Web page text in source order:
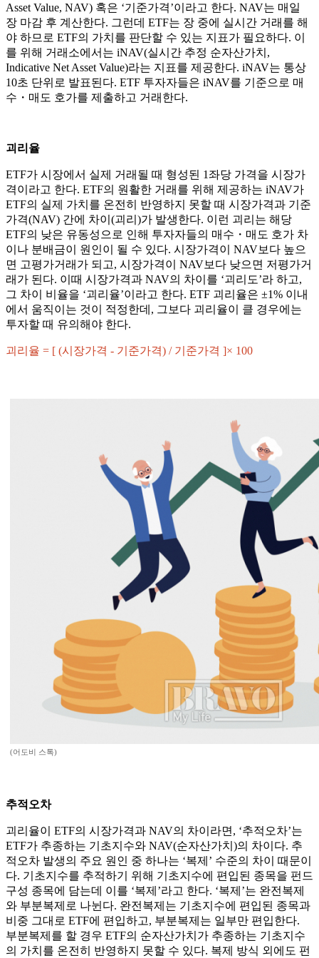
Asset Value, NAV) 혹은 ‘기준가격’이라고 한다. NAV는 매일
장 마감 후 계산한다. 그런데 ETF는 장 중에 실시간 거래를 해
야 하므로 ETF의 가치를 판단할 수 있는 지표가 필요하다. 이
를 위해 거래소에서는 iNAV(실시간 추정 순자산가치,
Indicative Net Asset Value)라는 지표를 제공한다. iNAV는 통상
10초 단위로 발표된다. ETF 투자자들은 iNAV를 기준으로 매
수・매도 호가를 제출하고 거래한다.
괴리율
ETF가 시장에서 실제 거래될 때 형성된 1좌당 가격을 시장가
격이라고 한다. ETF의 원활한 거래를 위해 제공하는 iNAV가
ETF의 실제 가치를 온전히 반영하지 못할 때 시장가격과 기준
가격(NAV) 간에 차이(괴리)가 발생한다. 이런 괴리는 해당
ETF의 낮은 유동성으로 인해 투자자들의 매수・매도 호가 차
이나 분배금이 원인이 될 수 있다. 시장가격이 NAV보다 높으
면 고평가거래가 되고, 시장가격이 NAV보다 낮으면 저평가거
래가 된다. 이때 시장가격과 NAV의 차이를 ‘괴리도’라 하고,
그 차이 비율을 ‘괴리율’이라고 한다. ETF 괴리율은 ±1% 이내
에서 움직이는 것이 적정한데, 그보다 괴리율이 클 경우에는
투자할 때 유의해야 한다.
괴리율 = [ (시장가격 - 기준가격) / 기준가격 ]× 100
(어도비 스톡)
추적오차
괴리율이 ETF의 시장가격과 NAV의 차이라면, ‘추적오차’는
ETF가 추종하는 기초지수와 NAV(순자산가치)의 차이다. 추
적오차 발생의 주요 원인 중 하나는 ‘복제’ 수준의 차이 때문이
다. 기초지수를 추적하기 위해 기초지수에 편입된 종목을 펀드
구성 종목에 담는데 이를 ‘복제’라고 한다. ‘복제’는 완전복제
와 부분복제로 나뉜다. 완전복제는 기초지수에 편입된 종목과
비중 그대로 ETF에 편입하고, 부분복제는 일부만 편입한다.
부분복제를 할 경우 ETF의 순자산가치가 추종하는 기초지수
의 가치를 온전히 반영하지 못할 수 있다. 복제 방식 외에도 펀